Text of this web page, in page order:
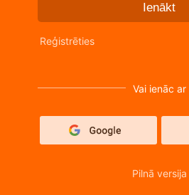
Ienākt
Reģistrēties
Vai ienāc ar
Pilnā versija